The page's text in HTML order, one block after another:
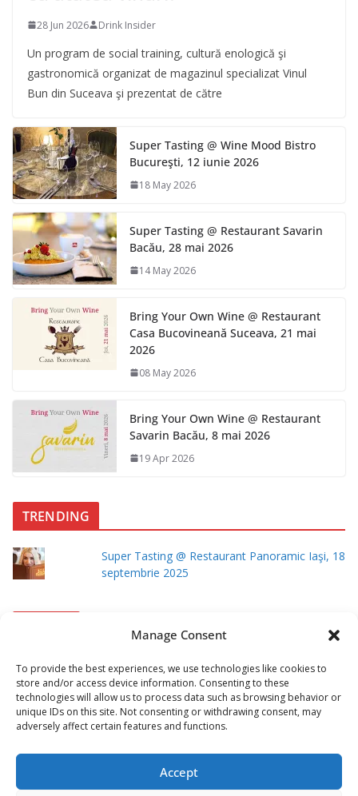
Manage Consent
To provide the best experiences, we use technologies like cookies to
store and/or access device information. Consenting to these
technologies will allow us to process data such as browsing behavior or
unique IDs on this site. Not consenting or withdrawing consent, may
adversely affect certain features and functions.
Accept
28 Jun 2026 Drink Insider
Un program de social training, cultură enologică şi
gastronomică organizat de magazinul specializat Vinul
Bun din Suceava şi prezentat de către
Super Tasting @ Wine Mood Bistro
Bucureşti, 12 iunie 2026
18 May 2026
Super Tasting @ Restaurant Savarin
Bacău, 28 mai 2026
14 May 2026
Bring Your Own Wine @ Restaurant
Casa Bucovineană Suceava, 21 mai
2026
08 May 2026
Bring Your Own Wine @ Restaurant
Savarin Bacău, 8 mai 2026
19 Apr 2026
TRENDING
Super Tasting @ Restaurant Panoramic Iaşi, 18
septembrie 2025
R
H
A
LEGAL
Cookie Policy (EU)